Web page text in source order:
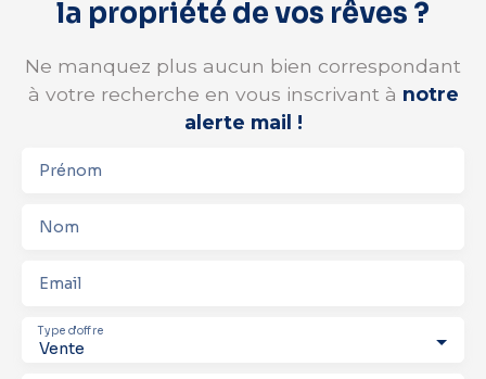
la propriété de vos rêves ?
Ne manquez plus aucun bien correspondant
à votre recherche en vous inscrivant à notre
alerte mail !
Prénom
Nom
Email
Vente
Type d'offre